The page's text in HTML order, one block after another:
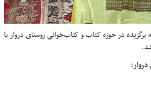
از ۲۶ فرهیخته برگزیده در حوزه کتاب و کتاب‌خوانی روستای دروار با